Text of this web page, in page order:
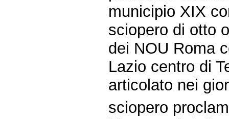
municipio XIX
sciopero di otto
dei NOU Roma
Lazio centro di
articolato nei
sciopero